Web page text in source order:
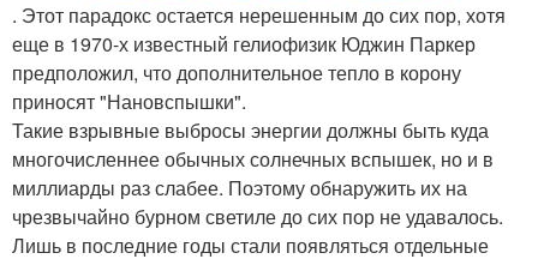
. Этот парадокс остается нерешенным до сих пор, хотя
еще в 1970-х известный гелиофизик Юджин Паркер
предположил, что дополнительное тепло в корону
приносят "Нановспышки".
Такие взрывные выбросы энергии должны быть куда
многочисленнее обычных солнечных вспышек, но и в
миллиарды раз слабее. Поэтому обнаружить их на
чрезвычайно бурном светиле до сих пор не удавалось.
Лишь в последние годы стали появляться отдельные